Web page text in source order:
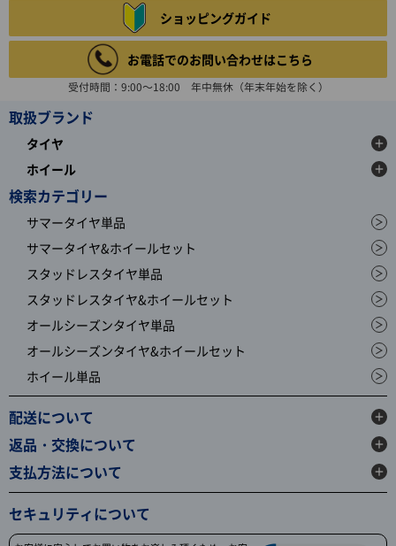
ショッピングガイド
お電話でのお問い合わせはこちら
受付時間：9:00～18:00 年中無休（年末年始を除く）
取扱ブランド
タイヤ
ホイール
検索カテゴリー
サマータイヤ単品
サマータイヤ&ホイールセット
スタッドレスタイヤ単品
スタッドレスタイヤ&ホイールセット
オールシーズンタイヤ単品
オールシーズンタイヤ&ホイールセット
ホイール単品
配送について
返品・交換について
支払方法について
セキュリティについて